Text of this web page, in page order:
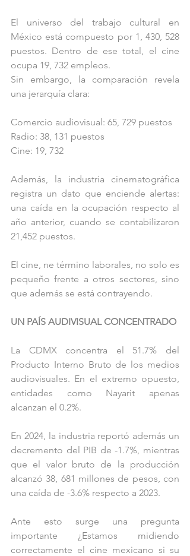
El universo del trabajo cultural en
México está compuesto por 1, 430, 528
puestos. Dentro de ese total, el cine
ocupa 19, 732 empleos.
Sin embargo, la comparación revela
una jerarquía clara:
Comercio audiovisual: 65, 729 puestos
Radio: 38, 131 puestos
Cine: 19, 732
Además, la industria cinematográfica
registra un dato que enciende alertas:
una caída en la ocupación respecto al
año anterior, cuando se contabilizaron
21,452 puestos.
El cine, ne término laborales, no solo es
pequeño frente a otros sectores, sino
que además se está contrayendo.
UN PAÍS AUDIVISUAL CONCENTRADO
La CDMX concentra el 51.7% del
Producto Interno Bruto de los medios
audiovisuales. En el extremo opuesto,
entidades como Nayarit apenas
alcanzan el 0.2%.
En 2024, la industria reportó además un
decremento del PIB de -1.7%, mientras
que el valor bruto de la producción
alcanzó 38, 681 millones de pesos, con
una caída de -3.6% respecto a 2023.
Ante esto surge una pregunta
importante ¿Estamos midiendo
correctamente el cine mexicano si su